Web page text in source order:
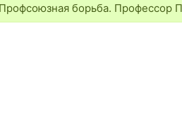
Профсоюзная борьба. Профессор